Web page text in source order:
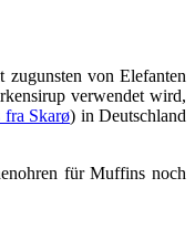
von Elefanten
verwendet wird,
fra Skarø) in Deutschland
für Muffins noch